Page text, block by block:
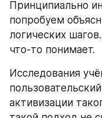
Принципиально
попробуем
логических
что-то понимает.
Исследования
активизации